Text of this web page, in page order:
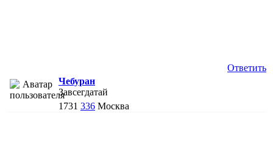
Ответить
Чебуран
Завсегдатай
1731 336 Москва